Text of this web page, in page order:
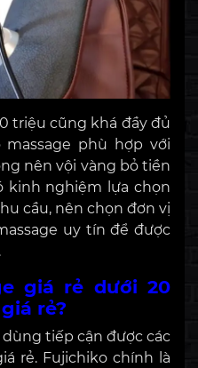
triệu cũng khá đầy đủ
phù hợp với
nên vội vàng bỏ tiền
kinh nghiệm lựa chọn
cầu, nên chọn đơn vị
uy tín để được
giá rẻ dưới 20
rẻ?
tiếp cận được các
rẻ. Fujichiko chính là